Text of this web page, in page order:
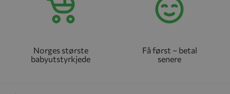
Norges største
babyutstyrkjede
Få først – betal
senere